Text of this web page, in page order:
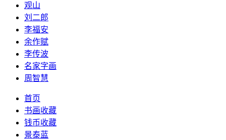
观山
刘二郎
李福安
余作赋
李传波
名家字画
周智慧
首页
书画收藏
钱币收藏
景泰蓝